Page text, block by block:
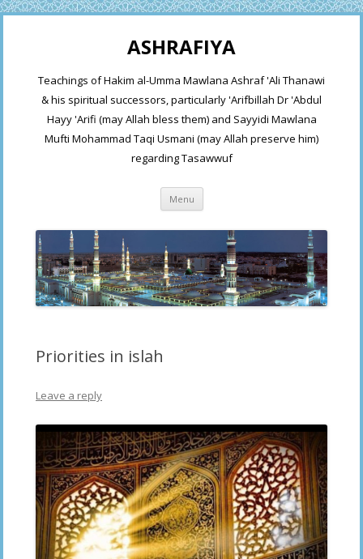
ASHRAFIYA
Teachings of Hakim al-Umma Mawlana Ashraf 'Ali Thanawi
& his spiritual successors, particularly 'Arifbillah Dr 'Abdul
Hayy 'Arifi (may Allah bless them) and Sayyidi Mawlana
Mufti Mohammad Taqi Usmani (may Allah preserve him)
regarding Tasawwuf
Menu Skip
content
Priorities in islah
Leave a reply